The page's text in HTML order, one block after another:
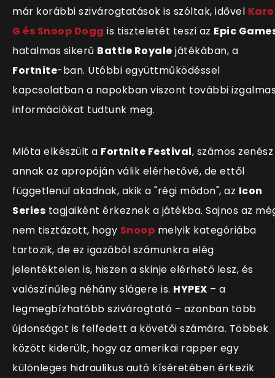
már korábbi szivárogtatások is szóltak, idővel
G és Snoop Dogg is tiszteletét teszi az Epic
hatalmas sikerű Battle Royale játékában, a
Fortnite-ban. Utóbbi együttműködéssel
kapcsolatban a napokban viszont további
információkat tudtunk meg.
Mióta elkészült a Fortnite Festival, számos zenész
annak az apropóján válik elérhetővé, de ettől
függetlenül akadnak, akik a "régi módon", az Icon
Series tagjaiként érkeznek a játékba. Sajnos az
nem tisztázott, hogy Snoop melyik kategóriába
tartozik, de ez igazából számunkra elég
jelentéktelen is, hiszen a skinje elérhető lesz, és
valószínűleg néhány slágere is. HYPEX – a
legmegbízhatóbb szivárogtató – azonban több
újdonságot is felfedett a követői számára. Többek
között kiderült, hogy az amerikai rapper egy
különleges hidraulikus autó kíséretében érkezik